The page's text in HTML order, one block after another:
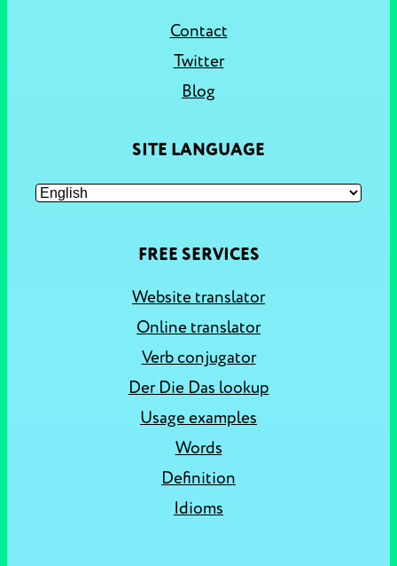
Contact
Twitter
Blog
SITE LANGUAGE
FREE SERVICES
Website translator
Online translator
Verb conjugator
Der Die Das lookup
Usage examples
Words
Definition
Idioms